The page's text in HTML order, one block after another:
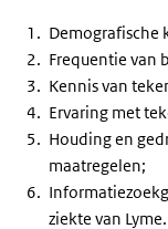
Demografische
Frequentie van
Kennis van
Ervaring met
Houding en
maatregelen;
ziekte van Lyme.